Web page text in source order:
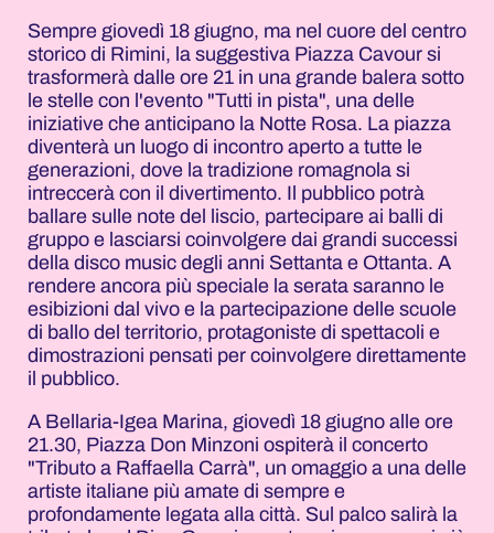
Sempre giovedì 18 giugno, ma nel cuore del centro
storico di Rimini, la suggestiva Piazza Cavour si
trasformerà dalle ore 21 in una grande balera sotto
le stelle con l'evento "Tutti in pista", una delle
iniziative che anticipano la Notte Rosa. La piazza
diventerà un luogo di incontro aperto a tutte le
generazioni, dove la tradizione romagnola si
intreccerà con il divertimento. Il pubblico potrà
ballare sulle note del liscio, partecipare ai balli di
gruppo e lasciarsi coinvolgere dai grandi successi
della disco music degli anni Settanta e Ottanta. A
rendere ancora più speciale la serata saranno le
esibizioni dal vivo e la partecipazione delle scuole
di ballo del territorio, protagoniste di spettacoli e
dimostrazioni pensati per coinvolgere direttamente
il pubblico.
A Bellaria-Igea Marina, giovedì 18 giugno alle ore
21.30, Piazza Don Minzoni ospiterà il concerto
"Tributo a Raffaella Carrà", un omaggio a una delle
artiste italiane più amate di sempre e
profondamente legata alla città. Sul palco salirà la